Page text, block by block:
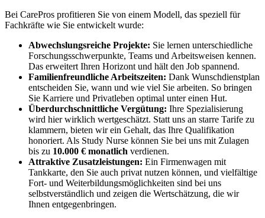
Bei CarePros profitieren Sie von einem Modell, das speziell für
Fachkräfte wie Sie entwickelt wurde:
Abwechslungsreiche Projekte: Sie lernen unterschiedliche
Forschungsschwerpunkte, Teams und Arbeitsweisen kennen.
Das erweitert Ihren Horizont und hält den Job spannend.
Familienfreundliche Arbeitszeiten: Dank Wunschdienstplan
entscheiden Sie, wann und wie viel Sie arbeiten. So bringen
Sie Karriere und Privatleben optimal unter einen Hut.
Überdurchschnittliche Vergütung: Ihre Spezialisierung
wird hier wirklich wertgeschätzt. Statt uns an starre Tarife zu
klammern, bieten wir ein Gehalt, das Ihre Qualifikation
honoriert. Als Study Nurse können Sie bei uns mit Zulagen
bis zu 10.000 € monatlich verdienen.
Attraktive Zusatzleistungen: Ein Firmenwagen mit
Tankkarte, den Sie auch privat nutzen können, und vielfältige
Fort- und Weiterbildungsmöglichkeiten sind bei uns
selbstverständlich und zeigen die Wertschätzung, die wir
Ihnen entgegenbringen.